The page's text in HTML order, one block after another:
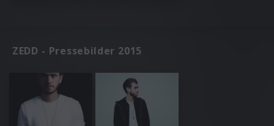
ZEDD - Pressebilder 2015